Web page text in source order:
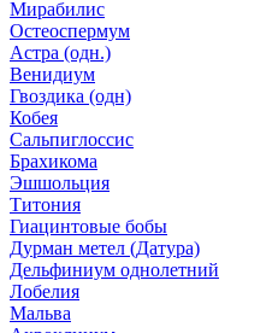
Мирабилис
Остеоспермум
Астра (одн.)
Венидиум
Гвоздика (одн)
Кобея
Сальпиглоссис
Брахикома
Эшшольция
Титония
Гиацинтовые бобы
Дурман метел (Датура)
Дельфиниум однолетний
Лобелия
Мальва